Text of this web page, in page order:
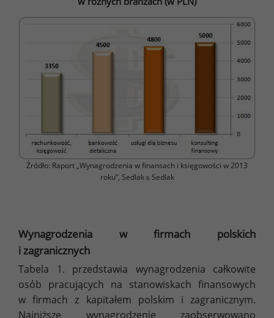
Źródło: Raport „Wynagrodzenia w finansach i księgowości w 2013
roku”, Sedlak &Sedlak
Wynagrodzenia w firmach polskich
i zagranicznych
Tabela 1. przedstawia wynagrodzenia całkowite
osób pracujących na stanowiskach finansowych
w firmach z kapitałem polskim i zagranicznym.
Najniższe wynagrodzenie zaobserwowano